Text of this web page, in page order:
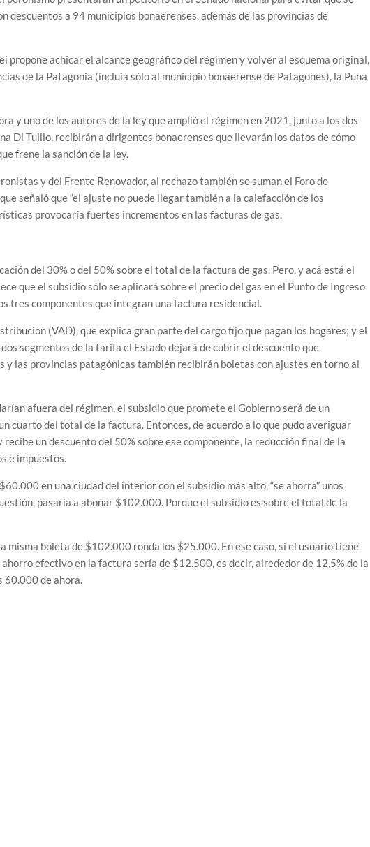
descuentos a 94 municipios bonaerenses, además de las provincias de
achicar el alcance geográfico del régimen y volver al esquema original,
de la Patagonia (incluía sólo al municipio bonaerense de Patagones), la Puna
y uno de los autores de la ley que amplió el régimen en 2021, junto a los dos
Di Tullio, recibirán a dirigentes bonaerenses que llevarán los datos de cómo
frene la sanción de la ley.
y del Frente Renovador, al rechazo también se suman el Foro de
señaló que “el ajuste no puede llegar también a la calefacción de los
provocaría fuertes incrementos en las facturas de gas.
del 30% o del 50% sobre el total de la factura de gas. Pero, y acá está el
que el subsidio sólo se aplicará sobre el precio del gas en el Punto de Ingreso
tres componentes que integran una factura residencial.
(VAD), que explica gran parte del cargo fijo que pagan los hogares; y el
segmentos de la tarifa el Estado dejará de cubrir el descuento que
las provincias patagónicas también recibirán boletas con ajustes en torno al
afuera del régimen, el subsidio que promete el Gobierno será de un
cuarto del total de la factura. Entonces, de acuerdo a lo que pudo averiguar
un descuento del 50% sobre ese componente, la reducción final de la
e impuestos.
en una ciudad del interior con el subsidio más alto, “se ahorra” unos
pasaría a abonar $102.000. Porque el subsidio es sobre el total de la
misma boleta de $102.000 ronda los $25.000. En ese caso, si el usuario tiene
efectivo en la factura sería de $12.500, es decir, alrededor de 12,5% de la
60.000 de ahora.